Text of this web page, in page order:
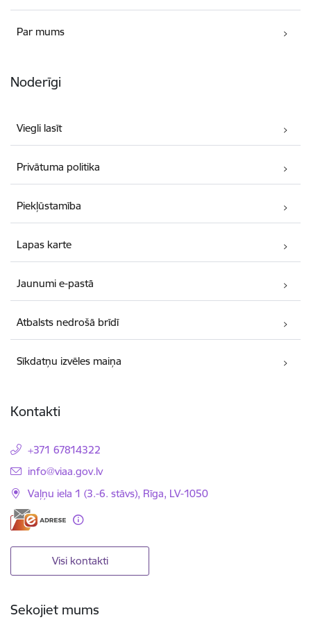
Par mums
Noderīgi
Viegli lasīt
Privātuma politika
Piekļūstamība
Lapas karte
Jaunumi e-pastā
Atbalsts nedrošā brīdī
Sīkdatņu izvēles maiņa
Kontakti
+371 67814322
E-pasts:
info@viaa.gov.lv
Vaļņu iela 1 (3.-6. stāvs), Rīga, LV-1050
Visi kontakti
Sekojiet mums